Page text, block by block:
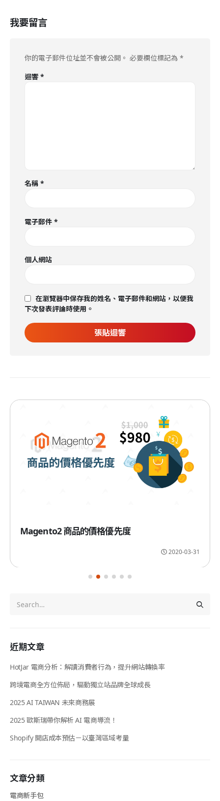
我要留言
你的電子郵件位址並不會被公開。 必要欄位標記為 *
迴響 *
名稱 *
電子郵件 *
個人網站
在瀏覽器中保存我的姓名、電子郵件和網站，以便我
下次發表評論時使用。
2020-03-31
Magento2 商品的價格優先度
近期文章
HotJar 電商分析：解讀消費者行為，提升網站轉換率
跨境電商全方位佈局，驅動獨立站品牌全球成長
2025 AI TAIWAN 未來商務展
2025 歐斯瑞帶你解析 AI 電商導流！
Shopify 開店成本預估－以臺灣區域考量
文章分類
電商新手包